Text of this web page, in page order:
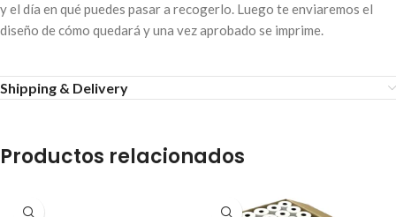
y el día en qué puedes pasar a recogerlo. Luego te enviaremos el
diseño de cómo quedará y una vez aprobado se imprime.
Shipping & Delivery
Productos relacionados